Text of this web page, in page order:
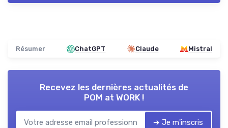
Résumer ChatGPT Claude Mistral
Recevez les dernières actualités de
POM at WORK !
➔ Je m'inscris